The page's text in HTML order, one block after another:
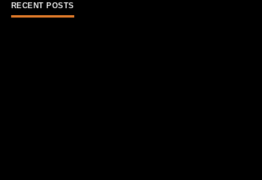
RECENT POSTS